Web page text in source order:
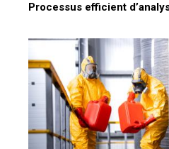
Processus efficient